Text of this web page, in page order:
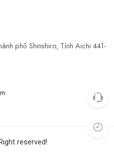
phố Shinshiro, Tỉnh Aichi 441-
reserved!